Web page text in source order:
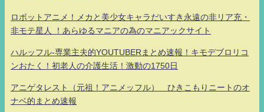
ロボットアニメ！メカと美少女キャラだいすき永遠の非リア充・
非モテ星人 ！あらゆるマニアの為のマニアックサイト
ハルッフル-専業主夫的YOUTUBERまとめ速報！キモデブロリコ
ンおたく！初老人の介護生活！激動の1750日
アニゲタレスト（元祖！アニメッフル） ひきこもりニートのオ
ナベ的まとめ速報